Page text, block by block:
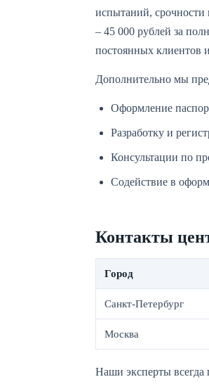
испытаний, срочности
– 45 000 рублей за
постоянных клиентов
Дополнительно мы
Оформление
Разработку и
Консультации по
Содействие в
Контакты
Город
Санкт-Петербург
Москва
Наши эксперты всегда